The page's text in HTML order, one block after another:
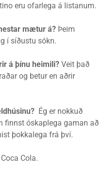
eru ofarlega á listanum.
mætur á? Þeim
í síðustu sókn.
á þínu heimili? Veit það
og betur en aðrir
Ég er nokkuð
finnst óskaplega gaman að
þokkalega frá því.
Coca Cola.